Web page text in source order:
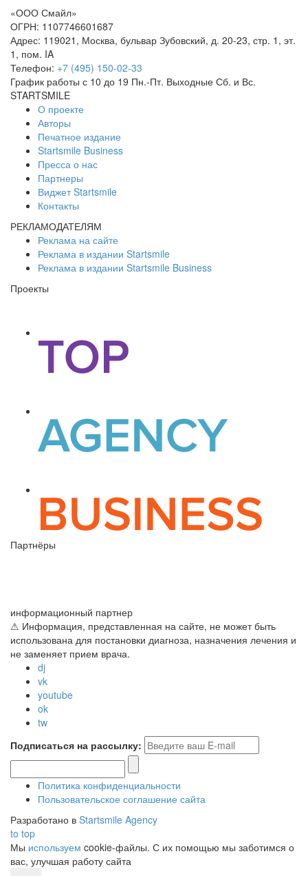
«ООО Смайл»
ОГРН: 1107746601687
Адрес: 119021 , Москва, бульвар Зубовский, д. 20-23, стр. 1, эт.
1, пом. IA
Телефон: +7 (495) 150-02-33
График работы с 10 до 19 Пн.-Пт. Выходные Сб. и Вс.
STARTSMILE
О проекте
Авторы
Печатное издание
Startsmile Business
Пресса о нас
Партнеры
Виджет Startsmile
Контакты
РЕКЛАМОДАТЕЛЯМ
Реклама на сайте
Реклама в издании Startsmile
Реклама в издании Startsmile Business
Проекты
Партнёры
информационный партнер
⚠ Информация, представленная на сайте, не может быть
использована для постановки диагноза, назначения лечения и
не заменяет прием врача.
dj
vk
youtube
ok
tw
Подписаться на рассылку:
Политика конфиденциальности
Пользовательское соглашение сайта
Разработано в Startsmile Agency
to top
Мы используем cookie-файлы. С их помощью мы заботимся о
вас, улучшая работу сайта